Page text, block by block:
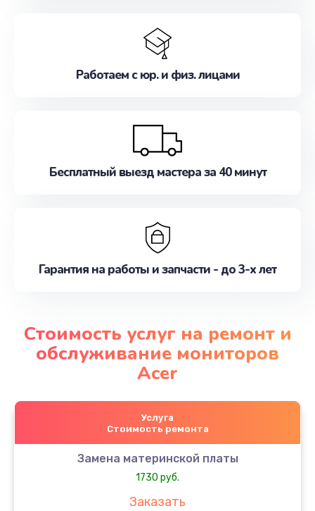
Работаем с юр. и физ. лицами
Бесплатный выезд мастера за 40 минут
Гарантия на работы и запчасти - до 3-х лет
Стоимость услуг на ремонт и
обслуживание мониторов
Acer
Услуга
Стоимость ремонта
Замена материнской платы
1730 руб.
Заказать